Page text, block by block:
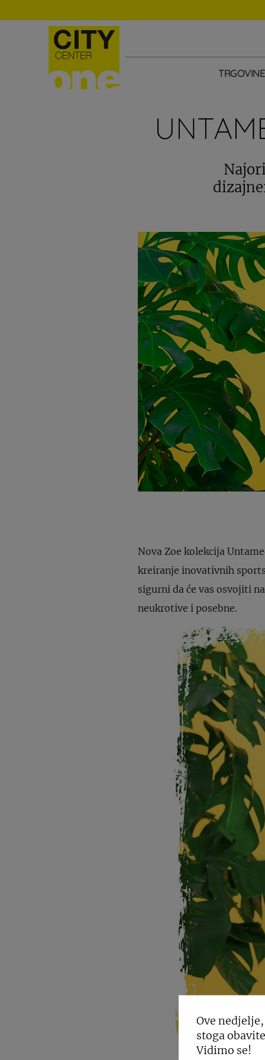
TRGOVINE
Nova Zoe kolekcija
kreiranje inovativnih
sigurni da će vas osvojiti
neukrotive i posebne.
Ove
stoga
Vidimo se!